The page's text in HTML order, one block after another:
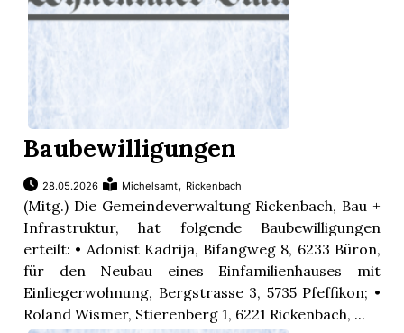
Baubewilligungen
28.05.2026 Michelsamt, Rickenbach
(Mitg.) Die Gemeindeverwaltung Rickenbach, Bau +
Infrastruktur, hat folgende Baubewilligungen
erteilt: • Adonist Kadrija, Bifangweg 8, 6233 Büron,
für den Neubau eines Einfamilienhauses mit
Einliegerwohnung, Bergstrasse 3, 5735 Pfeffikon; •
Roland Wismer, Stierenberg 1, 6221 Rickenbach, ...